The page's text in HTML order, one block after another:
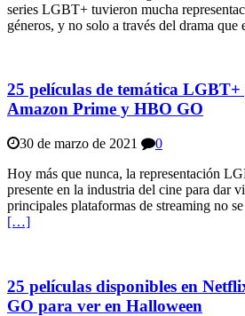
series LGBT+ tuvieron mucha
géneros, y no solo a través del drama que
25 películas de temática
Amazon Prime y HBO GO
30 de marzo de 2021
0
Hoy más que nunca, la representación
presente en la industria del cine para dar
principales plataformas de streaming no
[…]
25 películas disponibles en
GO para ver en Halloween